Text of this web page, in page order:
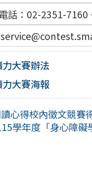
話：02-2351-7160
大賽辦法
大賽海報
心得校內徵文競賽
學年度「身心障礙